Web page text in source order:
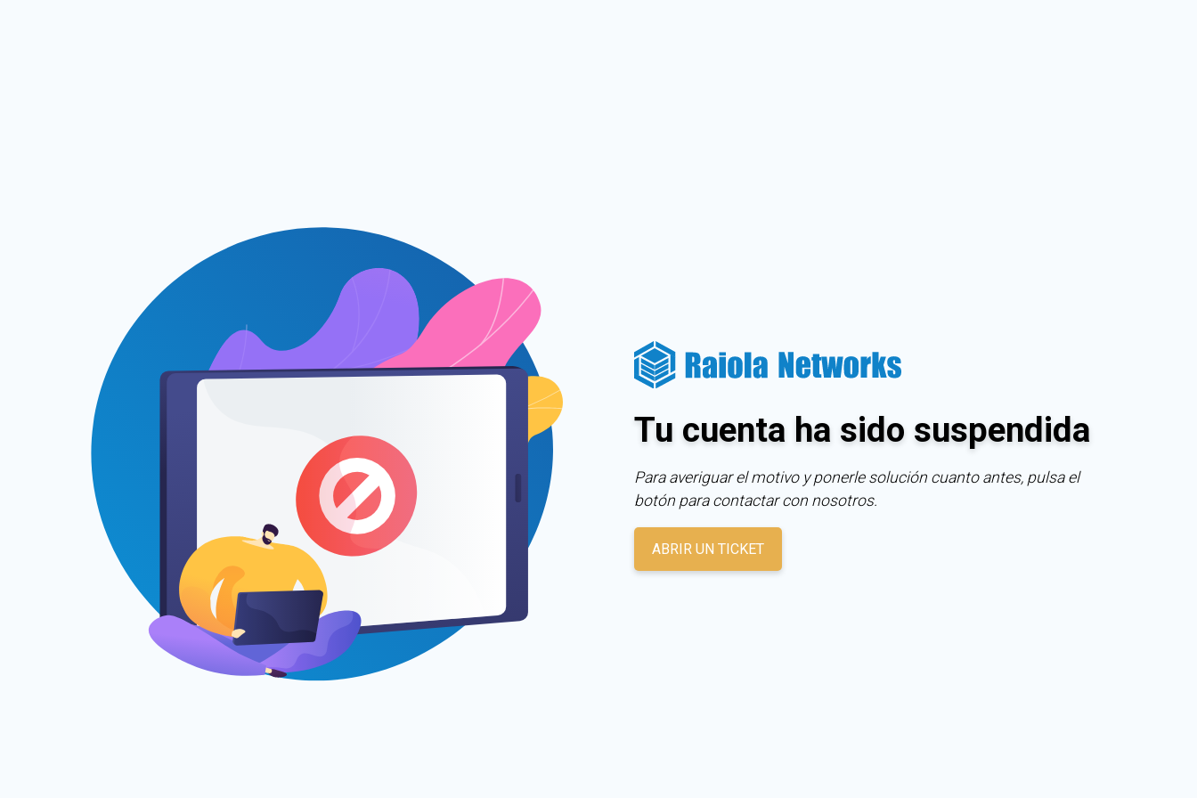
Tu cuenta ha sido suspendida
Para averiguar el motivo y ponerle solución cuanto antes, pulsa el
botón para contactar con nosotros.
ABRIR UN TICKET